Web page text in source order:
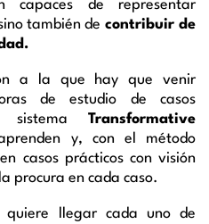
capaces de representar
también de contribuir de
a la que hay que venir
de estudio de casos
sistema Transformative
y, con el método
casos prácticos con visión
procura en cada caso.
quiere llegar cada uno de